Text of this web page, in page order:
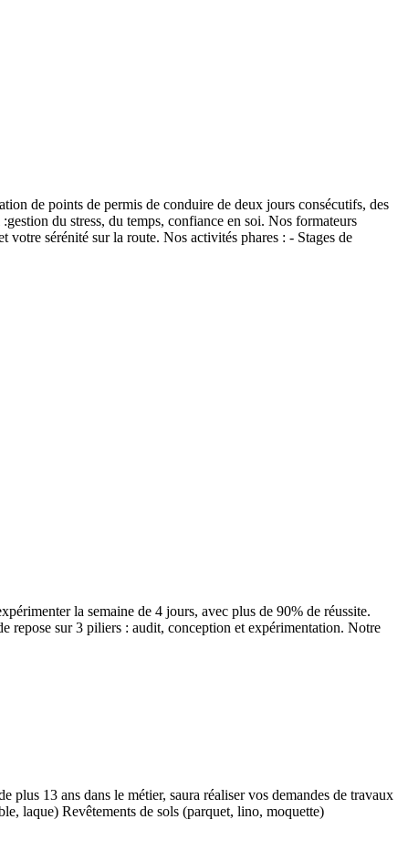
de points de permis de conduire de deux jours consécutifs, des
du stress, du temps, confiance en soi. Nos formateurs
sérénité sur la route. Nos activités phares : - Stages de
la semaine de 4 jours, avec plus de 90% de réussite.
repose sur 3 piliers : audit, conception et expérimentation. Notre
plus 13 ans dans le métier, saura réaliser vos demandes de travaux
laque) Revêtements de sols (parquet, lino, moquette)